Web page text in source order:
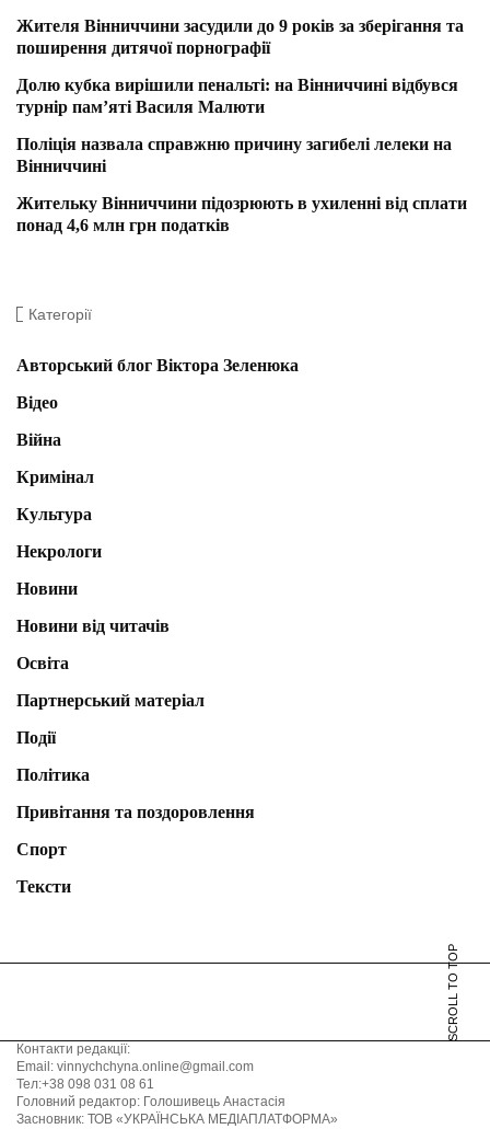
Жителя Вінниччини засудили до 9 років за зберігання та
поширення дитячої порнографії
Долю кубка вирішили пенальті: на Вінниччині відбувся
турнір пам’яті Василя Малюти
Поліція назвала справжню причину загибелі лелеки на
Вінниччині
Жительку Вінниччини підозрюють в ухиленні від сплати
понад 4,6 млн грн податків
Категорії
Авторський блог Віктора Зеленюка
Відео
Війна
Кримінал
Культура
Некрологи
Новини
Новини від читачів
Освіта
Партнерський матеріал
Події
Політика
Привітання та поздоровлення
Спорт
Тексти
SCROLL TO TOP
Контакти редакції:
Email: vinnychchyna.online@gmail.com
Тел:+38 098 031 08 61
Головний редактор: Голошивець Анастасія
Засновник: ТОВ «УКРАЇНСЬКА МЕДІАПЛАТФОРМА»